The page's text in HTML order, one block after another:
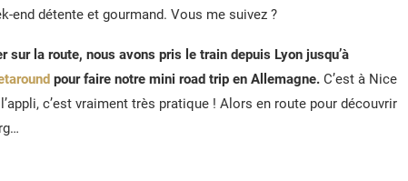
end détente et gourmand. Vous me suivez ?
sur la route, nous avons pris le train depuis Lyon jusqu’à
pour faire notre mini road trip en Allemagne. C’est à Nice
c’est vraiment très pratique ! Alors en route pour découvrir